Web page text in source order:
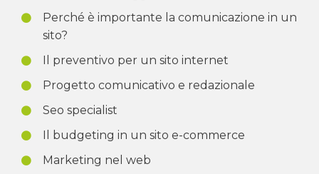
Perché è importante la comunicazione in un
sito?
Il preventivo per un sito internet
Progetto comunicativo e redazionale
Seo specialist
Il budgeting in un sito e-commerce
Marketing nel web